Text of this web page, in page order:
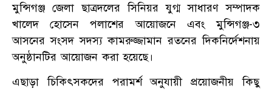
মুন্সিগঞ্জ জেলা ছাত্রদলের সিনিয়র যুগ্ম সাধারণ সম্পাদক
খালেদ হোসেন পলাশের আয়োজনে এবং মুন্সিগঞ্জ-৩
আসনের সংসদ সদস্য কামরুজ্জামান রতনের দিকনির্দেশনায়
অনুষ্ঠানটির আয়োজন করা হয়েছে।
এছাড়া চিকিৎসকদের পরামর্শ অনুযায়ী প্রয়োজনীয় কিছু